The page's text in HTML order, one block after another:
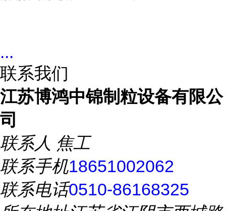
...
联系我们
江苏博鸿中锦制粒设备有限公
司
联系人 焦工
联系手机18651002062
联系电话0510-86168325